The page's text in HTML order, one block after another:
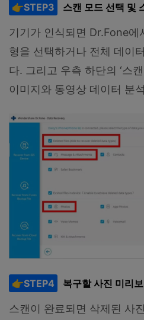
👉STEP3 스캔 모드 선택 및
기기가 인식되면 Dr.Fone에
형을 선택하거나 전체 데이
다. 그리고 우측 하단의 ‘스
이미지와 동영상 데이터 분
👉STEP4 복구할 사진 미리
스캔이 완료되면 삭제된 사